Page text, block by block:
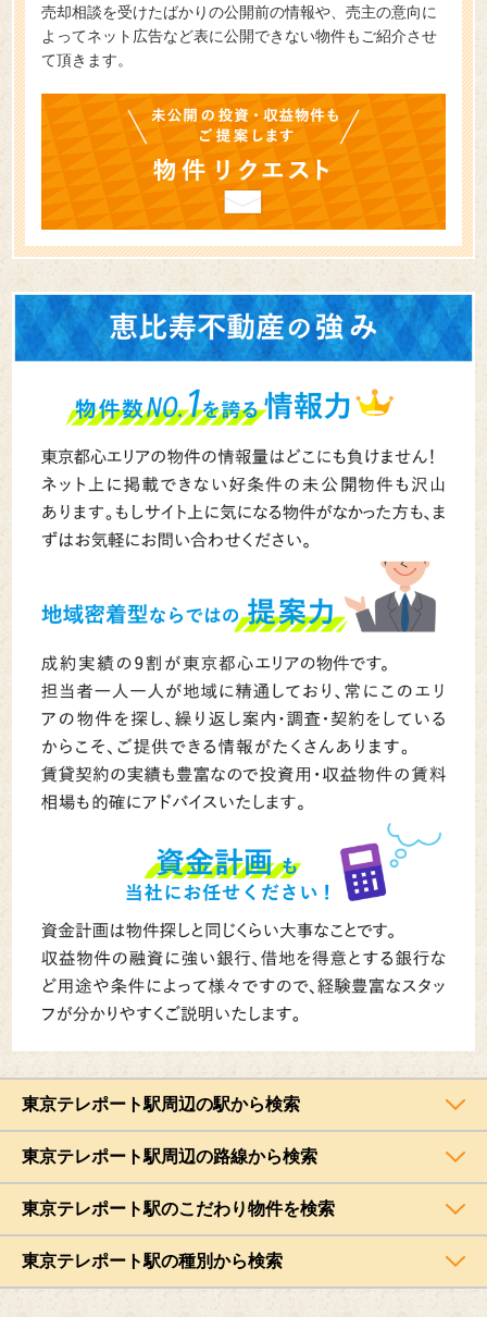
売却相談を受けたばかりの公開前の情報や、売主の意向に
よってネット広告など表に公開できない物件もご紹介させ
て頂きます。
東京テレポート駅周辺の駅から検索
東京テレポート駅周辺の路線から検索
東京テレポート駅のこだわり物件を検索
東京テレポート駅の種別から検索